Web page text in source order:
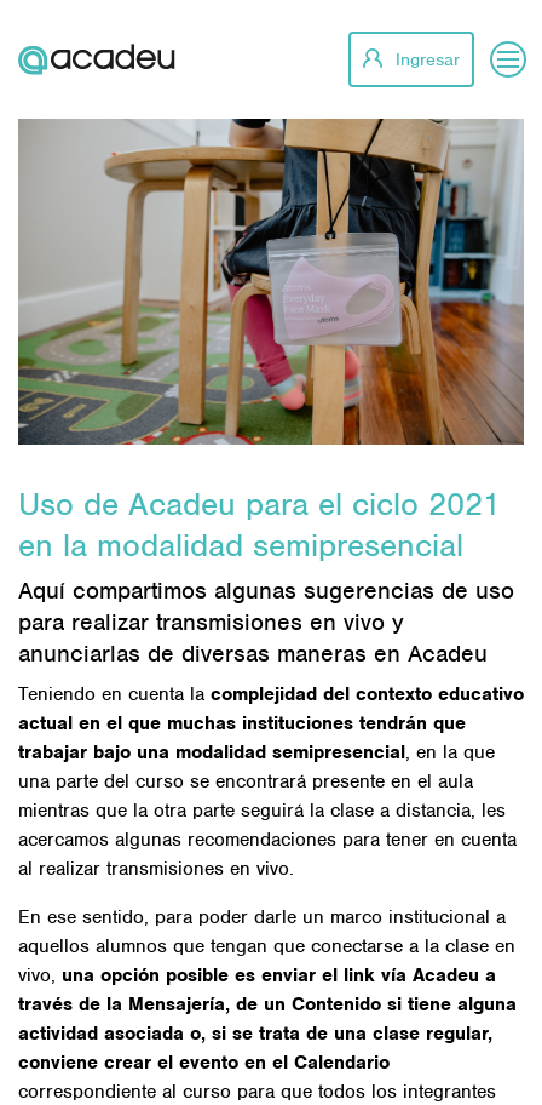
Ingresar
Uso de Acadeu para el ciclo 2021
en la modalidad semipresencial
Aquí compartimos algunas sugerencias de uso
para realizar transmisiones en vivo y
anunciarlas de diversas maneras en Acadeu
Teniendo en cuenta la complejidad del contexto educativo
actual en el que muchas instituciones tendrán que
trabajar bajo una modalidad semipresencial, en la que
una parte del curso se encontrará presente en el aula
mientras que la otra parte seguirá la clase a distancia, les
acercamos algunas recomendaciones para tener en cuenta
al realizar transmisiones en vivo.
En ese sentido, para poder darle un marco institucional a
aquellos alumnos que tengan que conectarse a la clase en
vivo, una opción posible es enviar el link vía Acadeu a
través de la Mensajería, de un Contenido si tiene alguna
actividad asociada o, si se trata de una clase regular,
conviene crear el evento en el Calendario
correspondiente al curso para que todos los integrantes